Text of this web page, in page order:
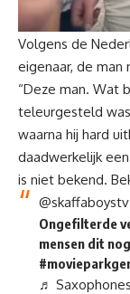
Volgens de
eigenaar, de
“Deze man. Wat
teleurgesteld
waarna hij hard
daadwerkelijk
is niet bekend.
@skaffaboystv
Ongefilterde
mensen dit
♬